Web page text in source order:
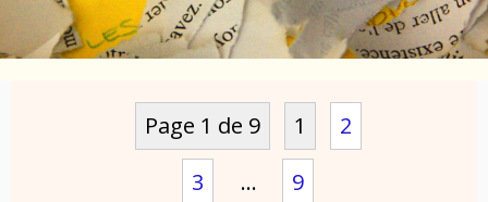
contenu
Page 1 de 9 1
2
3
…
9